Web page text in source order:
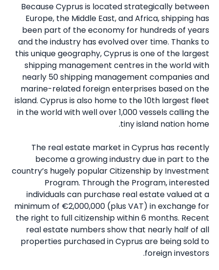
Because Cyprus is located strategically between
Europe, the Middle East, and Africa, shipping has
been part of the economy for hundreds of years
and the industry has evolved over time. Thanks to
this unique geography, Cyprus is one of the largest
shipping management centres in the world with
nearly 50 shipping management companies and
marine-related foreign enterprises based on the
island. Cyprus is also home to the 10th largest fleet
in the world with well over 1,000 vessels calling the
tiny island nation home.
The real estate market in Cyprus has recently
become a growing industry due in part to the
country’s hugely popular Citizenship by Investment
Program. Through the Program, interested
individuals can purchase real estate valued at a
minimum of €2,000,000 (plus VAT) in exchange for
the right to full citizenship within 6 months. Recent
real estate numbers show that nearly half of all
properties purchased in Cyprus are being sold to
foreign investors.